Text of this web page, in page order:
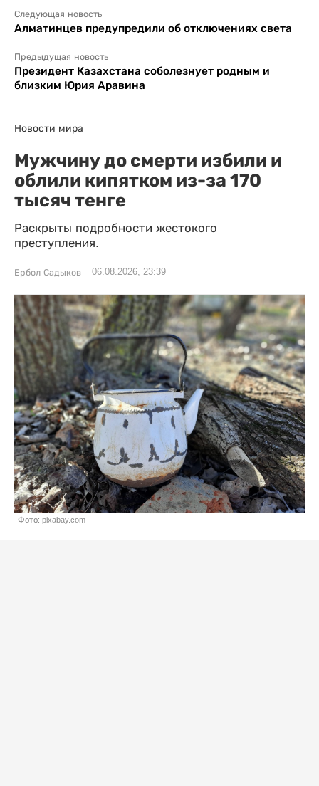
Следующая новость
Алматинцев предупредили об отключениях света
Предыдущая новость
Президент Казахстана соболезнует родным и
близким Юрия Аравина
Новости мира
Мужчину до смерти избили и
облили кипятком из-за 170
тысяч тенге
Раскрыты подробности жестокого
преступления.
Ербол Садыков 06.08.2026, 23:39
Фото: pixabay.com